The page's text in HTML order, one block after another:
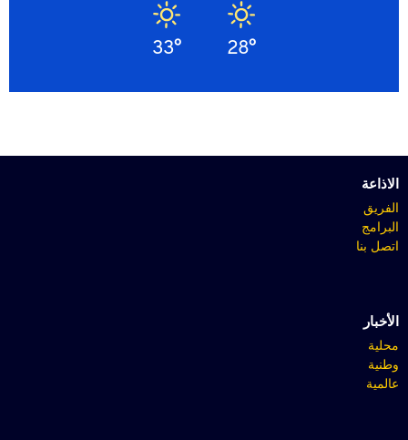
28°
33°
الاذاعة
الفريق
البرامج
اتصل بنا
الأخبار
محلية
وطنية
عالمية